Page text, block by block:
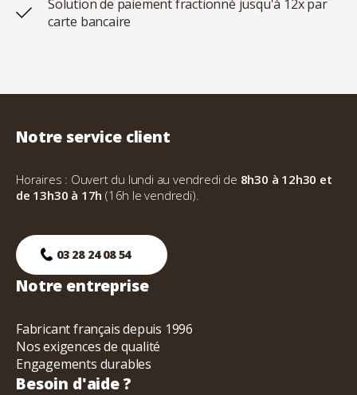
Solution de paiement fractionné jusqu'à 12x par
carte bancaire
Notre service client
Horaires : Ouvert du lundi au vendredi de 8h30 à 12h30 et
de 13h30 à 17h(16h le vendredi).
03 28 24 08 54
Notre entreprise
Fabricant français depuis 1996
Nos exigences de qualité
Engagements durables
Besoin d'aide ?